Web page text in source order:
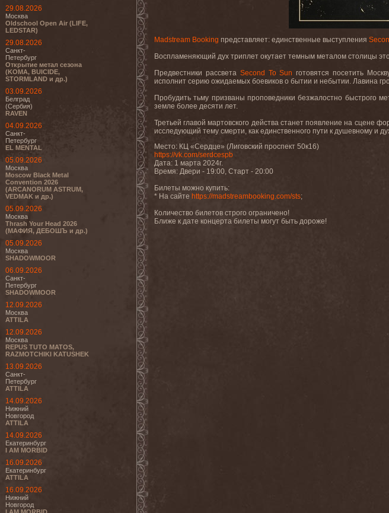
29.08.2026
Москва
Oldschool Open Air (LIFE,
LEDSTAR)
29.08.2026
Санкт-
Петербург
Открытие метал сезона
(KOMA, BUICIDE,
STORMLAND и др.)
03.09.2026
Белград
(Сербия)
RAVEN
04.09.2026
Санкт-
Петербург
EL MENTAL
05.09.2026
Москва
Moscow Black Metal
Convention 2026
(ARCANORUM ASTRUM,
VEDMAK и др.)
05.09.2026
Москва
Thrash Your Head 2026
(МАФИЯ, ДЕБОШЪ и др.)
05.09.2026
Москва
SHADOWMOOR
06.09.2026
Санкт-
Петербург
SHADOWMOOR
12.09.2026
Москва
ATTILA
12.09.2026
Москва
REPUS TUTO MATOS,
RAZMOTCHIKI KATUSHEK
13.09.2026
Санкт-
Петербург
ATTILA
14.09.2026
Нижний
Новгород
ATTILA
14.09.2026
Екатеринбург
I AM MORBID
16.09.2026
Екатеринбург
ATTILA
16.09.2026
Нижний
Новгород
Madstream Booking представляет: единственные выступления
Воспламеняющий дух триплет окутает темным металом столицы
Предвестники рассвета Second To Sun готовятся посетить
исполнит серию ожидаемых боевиков о бытии и небытии. Лавина
Пробудить тьму призваны проповедники безжалостно быстрого
земле более десяти лет.
Третьей главой мартовского действа станет появление на сцене
исследующий тему смерти, как единственного пути к душевному и
Место: КЦ «Сердце» (Лиговский проспект 50к16)
https://vk.com/serdcespb
Дата: 1 марта 2024г.
Время: Двери - 19:00, Старт - 20:00
Билеты можно купить:
* На сайте https://madstreambooking.com/sts;
Количество билетов строго ограничено!
Ближе к дате концерта билеты могут быть дороже!